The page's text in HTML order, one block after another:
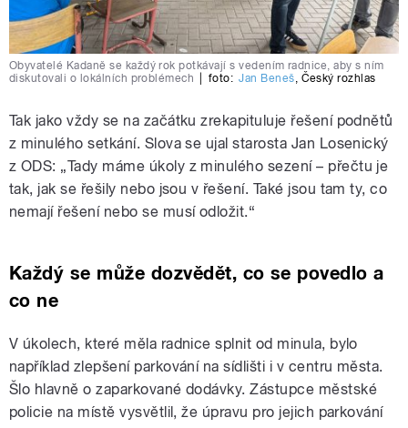
Obyvatelé Kadaně se každý rok potkávají s vedením radnice, aby s ním
diskutovali o lokálních problémech
foto: Jan Beneš, Český rozhlas
Tak jako vždy se na začátku zrekapituluje řešení podnětů
z minulého setkání. Slova se ujal starosta Jan Losenický
z ODS: „Tady máme úkoly z minulého sezení – přečtu je
tak, jak se řešily nebo jsou v řešení. Také jsou tam ty, co
nemají řešení nebo se musí odložit.“
Každý se může dozvědět, co se povedlo a
co ne
V úkolech, které měla radnice splnit od minula, bylo
například zlepšení parkování na sídlišti i v centru města.
Šlo hlavně o zaparkované dodávky. Zástupce městské
policie na místě vysvětlil, že úpravu pro jejich parkování